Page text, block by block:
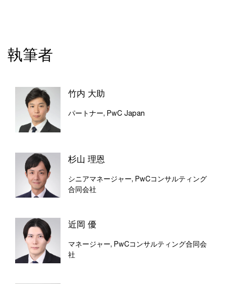
執筆者
竹内 大助
パートナー, PwC Japan
杉山 理恩
シニアマネージャー, PwCコンサルティング
合同会社
近岡 優
マネージャー, PwCコンサルティング合同会
社